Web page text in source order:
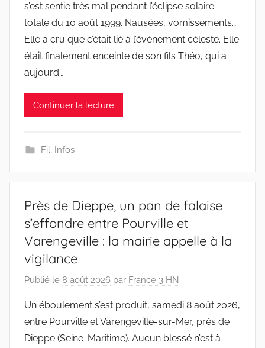
s’est sentie très mal pendant l’éclipse solaire
totale du 10 août 1999. Nausées, vomissements…
Elle a cru que c’était lié à l’événement céleste. Elle
était finalement enceinte de son fils Théo, qui a
aujourd…
Continuer la lecture
Fil, Infos
Près de Dieppe, un pan de falaise
s’effondre entre Pourville et
Varengeville : la mairie appelle à la
vigilance
Publié le 8 août 2026 par France 3 HN
Un éboulement s’est produit, samedi 8 août 2026,
entre Pourville et Varengeville-sur-Mer, près de
Dieppe (Seine-Maritime). Aucun blessé n’est à